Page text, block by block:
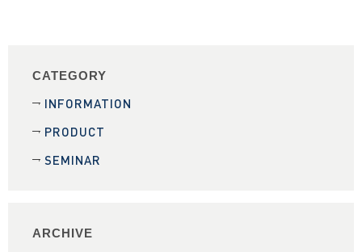
CATEGORY
INFORMATION
PRODUCT
SEMINAR
ARCHIVE